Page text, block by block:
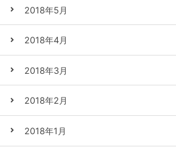
2018年5月
2018年4月
2018年3月
2018年2月
2018年1月